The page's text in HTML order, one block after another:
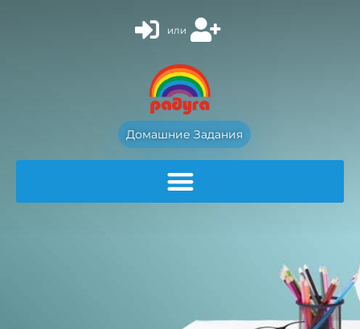
или
Домашние Задания